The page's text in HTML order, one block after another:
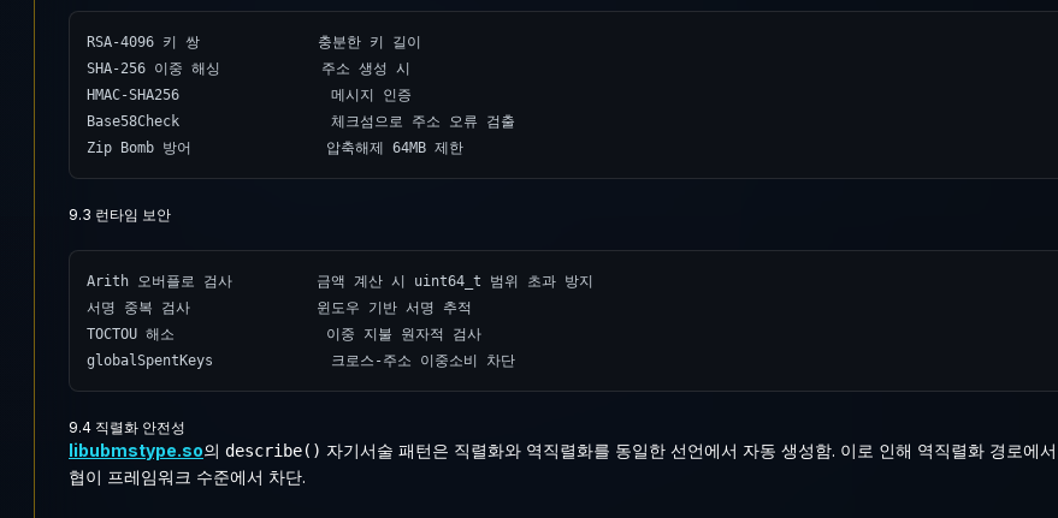
RSA-4096 키 쌍              충분한 키 길이
SHA-256 이중 해싱            주소 생성 시
HMAC-SHA256                  메시지 인증
Base58Check                  체크섬으로 주소 오류 검출
Zip Bomb 방어                압축해제 64MB 제한
9.3 런타임 보안
Arith 오버플로 검사          금액 계산 시 uint64_t 범위 초과 방지
서명 중복 검사               윈도우 기반 서명 추적
TOCTOU 해소                  이중 지불 원자적 검사
globalSpentKeys              크로스-주소 이중소비 차단
9.4 직렬화 안전성
libubmstype.so의 describe() 자기서술 패턴은 직렬화와 역직렬화를 동일한 선언에서 자동 생성함. 이로 인해 역직렬화 경로에
협이 프레임워크 수준에서 차단.